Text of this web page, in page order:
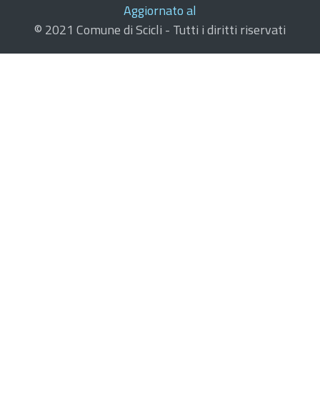
Aggiornato al
© 2021 Comune di Scicli - Tutti i diritti riservati